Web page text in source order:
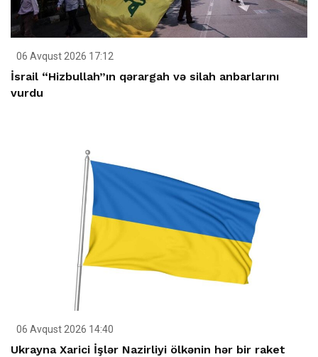
06 Avqust 2026 17:12
İsrail “Hizbullah”ın qərargah və silah anbarlarını
vurdu
06 Avqust 2026 14:40
Ukrayna Xarici İşlər Nazirliyi ölkənin hər bir raket